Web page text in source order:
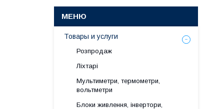
Товары и услуги
Розпродаж
Ліхтарі
Мультиметри, термометри,
вольтметри
Блоки живлення, інвертори,